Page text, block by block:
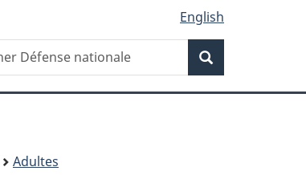
English
Adultes